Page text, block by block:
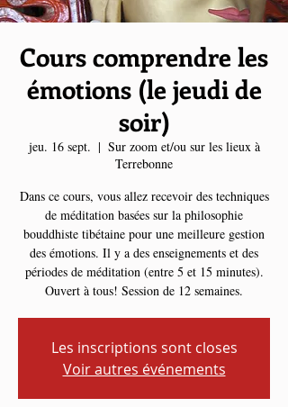
Cours comprendre les
émotions (le jeudi de
soir)
jeu. 16 sept.
  |
Sur zoom et/ou sur les lieux à
Terrebonne
Dans ce cours, vous allez recevoir des techniques
de méditation basées sur la philosophie
bouddhiste tibétaine pour une meilleure gestion
des émotions. Il y a des enseignements et des
périodes de méditation (entre 5 et 15 minutes).
Ouvert à tous! Session de 12 semaines.
Les inscriptions sont closes
Voir autres événements